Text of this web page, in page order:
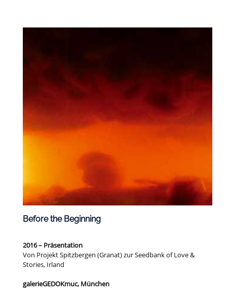
Before the Beginning
2016 – Präsentation
Von Projekt Spitzbergen (Granat) zur Seedbank of Love &
Stories, Irland
galerieGEDOKmuc, München